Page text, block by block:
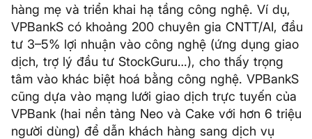
hàng mẹ và triển khai hạ tầng công nghệ. Ví dụ,
VPBankS có khoảng 200 chuyên gia CNTT/AI, đầu
tư 3–5% lợi nhuận vào công nghệ (ứng dụng giao
dịch, trợ lý đầu tư StockGuru…), cho thấy trọng
tâm vào khác biệt hoá bằng công nghệ. VPBankS
cũng dựa vào mạng lưới giao dịch trực tuyến của
VPBank (hai nền tảng Neo và Cake với hơn 6 triệu
người dùng) để dẫn khách hàng sang dịch vụ